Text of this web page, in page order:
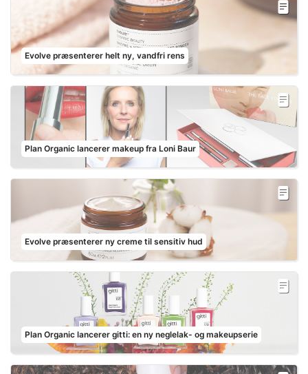
Evolve præsenterer helt ny, vandfri rens
Plan Organic lancerer makeup fra Loni Baur
Evolve præsenterer ny creme til sensitiv hud
Plan Organic lancerer gitti: en ny neglelak- og makeupserie